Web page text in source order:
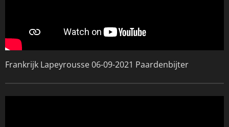
Frankrijk Lapeyrousse 06-09-2021 Paardenbijter